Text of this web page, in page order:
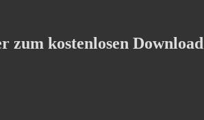
kostenlosen Download